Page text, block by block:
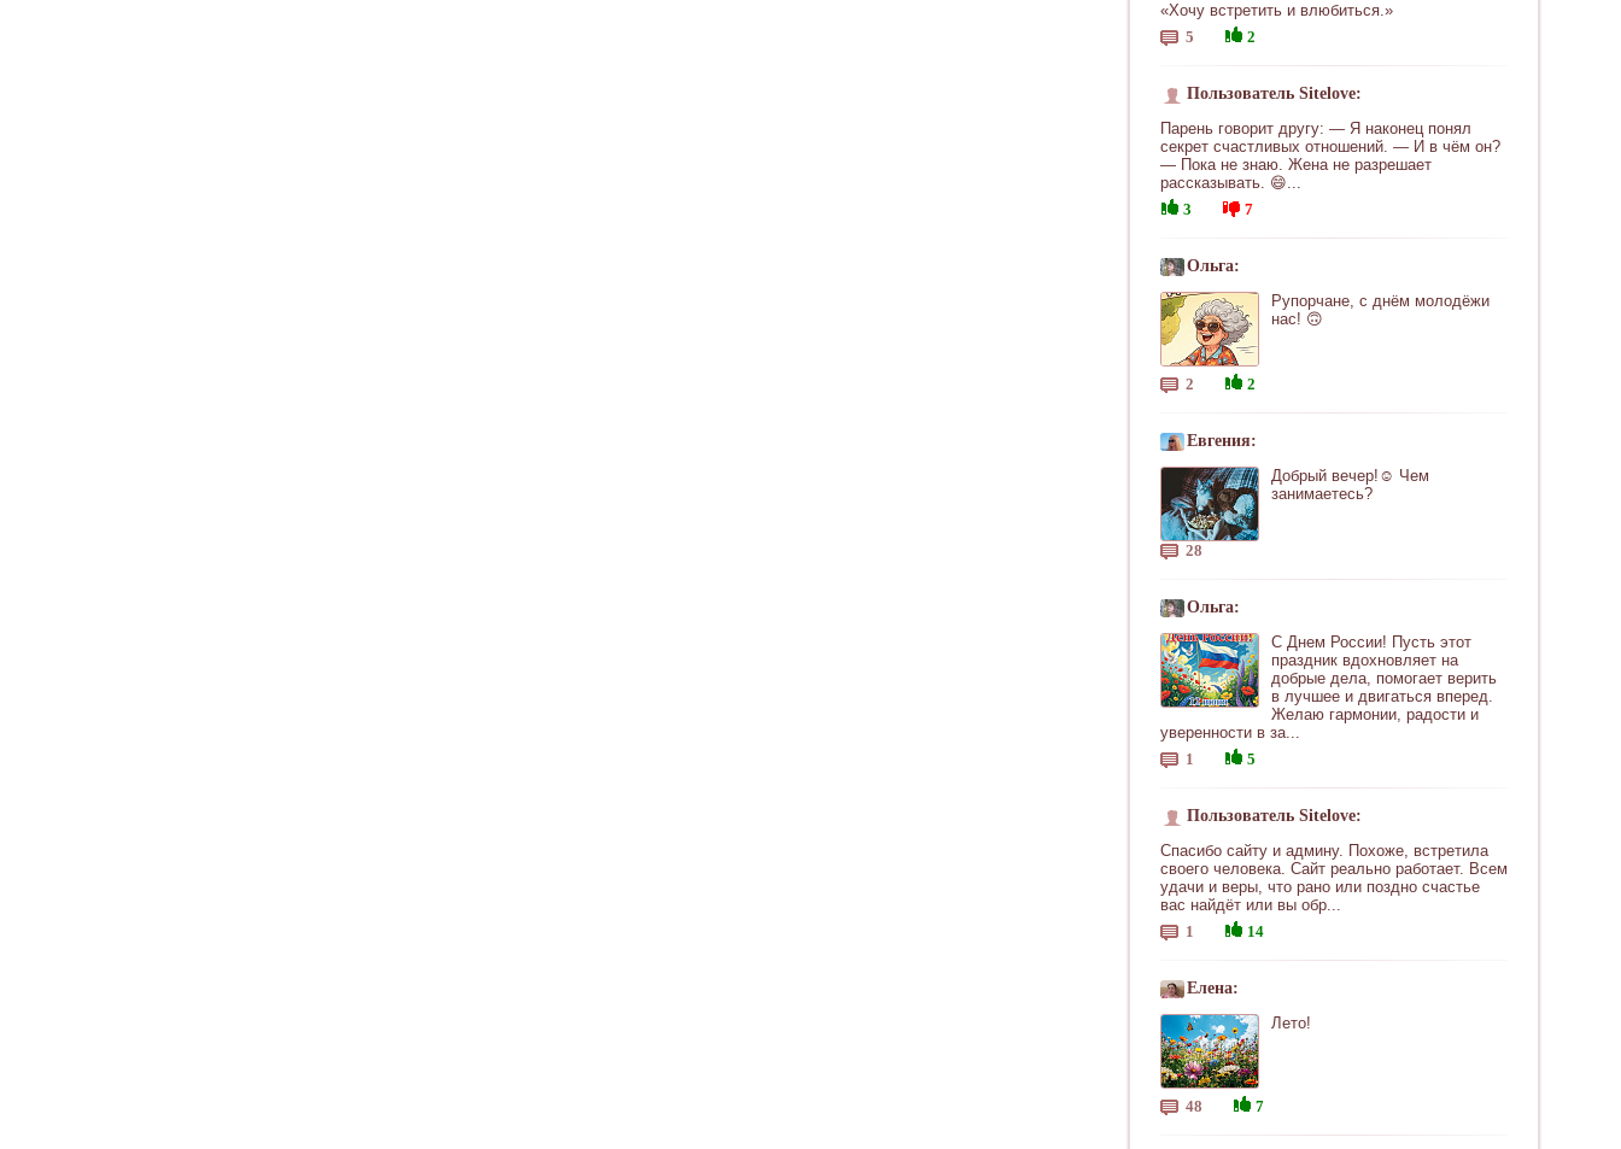
«Хочу встретить и влюбиться.»
5
2
Пользователь Sitelove:
Парень говорит другу: — Я наконец понял
секрет счастливых отношений. — И в чём он?
— Пока не знаю. Жена не разрешает
рассказывать. 😄...
3
7
Ольга:
Рупорчане, с днём молодёжи
нас! 🙃
2 2
Евгения:
Добрый вечер!☺ Чем
занимаетесь?
28
Ольга:
С Днем России! Пусть этот
праздник вдохновляет на
добрые дела, помогает верить
в лучшее и двигаться вперед.
Желаю гармонии, радости и
уверенности в за...
1
5
Пользователь Sitelove:
Спасибо сайту и админу. Похоже, встретила
своего человека. Сайт реально работает. Всем
удачи и веры, что рано или поздно счастье
вас найдёт или вы обр...
1
14
Елена:
Лето!
48 7